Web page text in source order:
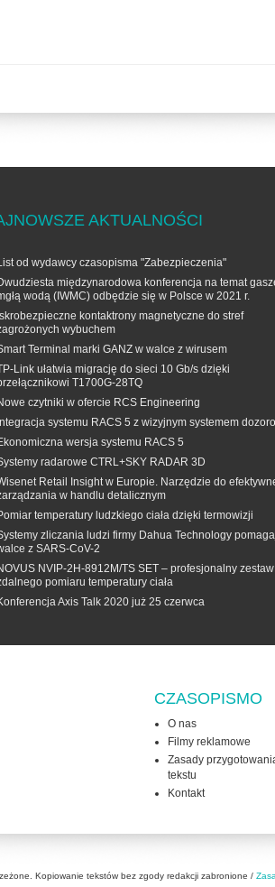
AKTUALNOŚCI
od wydawcy czasopisma "Zabezpieczenia"
międzynarodowa konferencja na temat
wodą (IWMC) odbędzie się w Polsce w 2021 r.
Iskrobezpieczne kontaktrony magnetyczne do stref
wybuchem
Terminal marki GANZ w walce z wirusem
Link ułatwia migrację do sieci 10 Gb/s dzięki
T1700G‑28TQ
czytniki w ofercie RCS Engineering
Integracja systemu RACS 5 z wizyjnym systemem
wersja systemu RACS 5
radarowe CTRL+SKY RADAR 3D
Retail Insight w Europie. Narzędzie do
w handlu detalicznym
temperatury ludzkiego ciała dzięki termowizji
zliczania ludzi firmy Dahua Technology
z SARS-CoV-2
NVIP-2H-8912M/TS SET – profesjonalny
pomiaru temperatury ciała
Axis Talk 2020 już 25 czerwca
CZASOPISMO
O nas
Filmy reklamowe
Zasady
tekstu
Kontakt
Kopiowanie tekstów bez zgody redakcji zabronione /